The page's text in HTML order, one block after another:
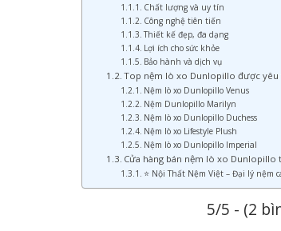
Chất lượng và uy tín
Công nghệ tiên tiến
Thiết kế đẹp, đa dạng
Lợi ích cho sức khỏe
Bảo hành và dịch vụ
Top nệm lò xo Dunlopillo được yêu
Nệm lò xo Dunlopillo Venus
Nệm Dunlopillo Marilyn
Nệm lò xo Dunlopillo Duchess
Nệm lò xo Lifestyle Plush
Nệm lò xo Dunlopillo Imperial
Cửa hàng bán nệm lò xo Dunlopillo
⭐ Nội Thất Nệm Việt – Đại lý nệm
5/5 - (2